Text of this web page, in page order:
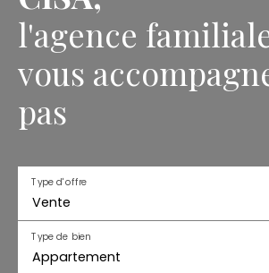
l'agence
vous
pas
Vente
Type d'offre
Appartement
Type de bien